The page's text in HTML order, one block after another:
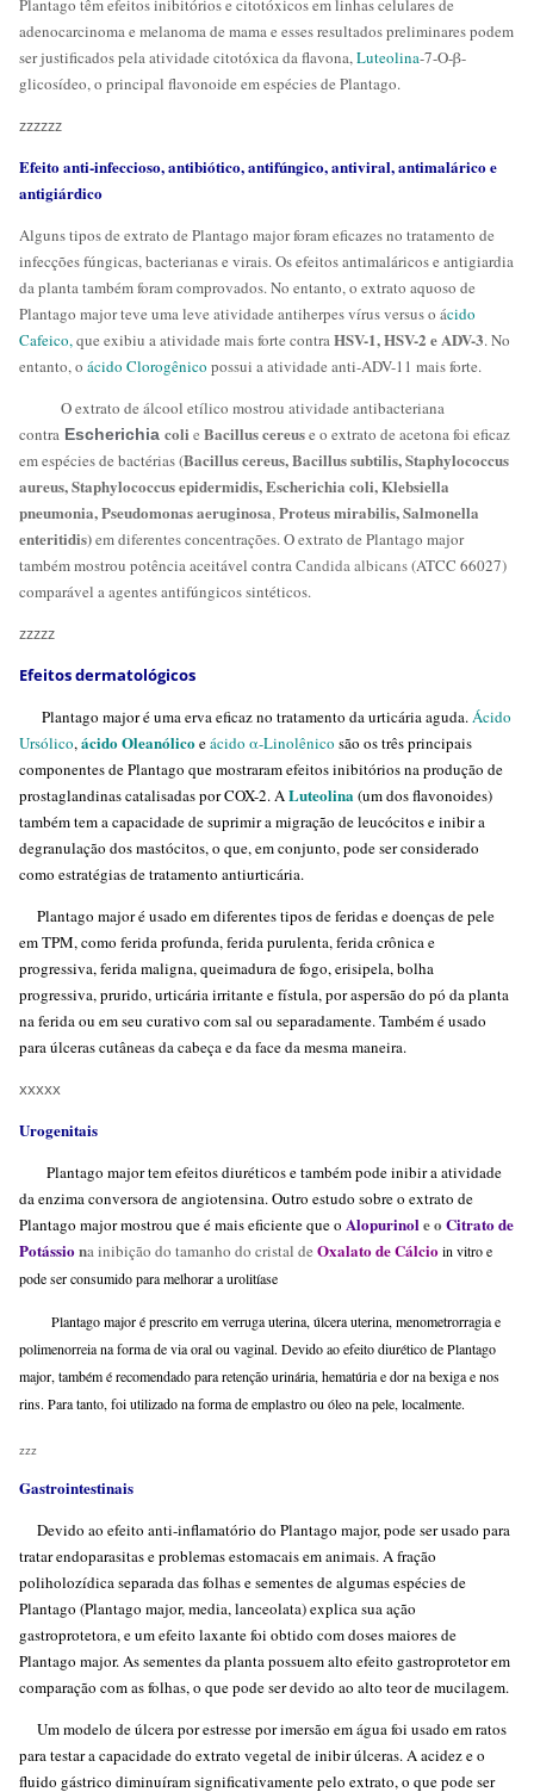
Plantago têm efeitos inibitórios e citotóxicos em linhas celulares de
adenocarcinoma e melanoma de mama e esses resultados preliminares podem
ser justificados pela atividade citotóxica da flavona,Luteolina-7-O-β-
glicosídeo, o principal flavonoide em espécies de Plantago.
zzzzzz
Efeito anti-infeccioso, antibiótico, antifúngico, antiviral, antimalárico e
antigiárdico
Alguns tipos de extrato de Plantago major foram eficazes no tratamento de
infecções fúngicas, bacterianas e virais. Os efeitos antimaláricos e antigiardia
da planta também foram comprovados. No entanto, o extrato aquoso de
Plantago major teve uma leve atividade antiherpes vírus versus o ácido
Cafeico,que exibiu a atividade mais forte contraHSV-1, HSV-2 e ADV-3. No
entanto, oácido Clorogênico possui a atividade anti-ADV-11 mais forte.
O extrato de álcool etílico mostrou atividade antibacteriana
contra Escherichiacoli eBacillus cereuse o extrato de acetona foi eficaz
em espécies de bactérias (Bacillus cereus, Bacillus subtilis, Staphylococcus
aureus, Staphylococcus epidermidis, Escherichia coli, Klebsiella
pneumonia, Pseudomonas aeruginosa,Proteus mirabilis, Salmonella
enteritidis)em diferentes concentrações. O extrato de Plantago major
também mostrou potência aceitável contraCandida albicans(ATCC 66027)
comparável a agentes antifúngicos sintéticos.
zzzzz
Efeitos dermatológicos
Plantago major é uma erva eficaz no tratamento da urticária aguda.Ácido
Ursólico,ácido Oleanólicoeácido α-Linolênico são os três principais
componentes de Plantago que mostraram efeitos inibitórios na produção de
prostaglandinas catalisadas por COX-2. ALuteolina (um dos flavonoides)
também tem a capacidade de suprimir a migração de leucócitos e inibir a
degranulação dos mastócitos, o que, em conjunto, pode ser considerado
como estratégias de tratamento antiurticária.
Plantago major é usado em diferentes tipos de feridas e doenças de pele
em TPM, como ferida profunda, ferida purulenta, ferida crônica e
progressiva, ferida maligna, queimadura de fogo, erisipela, bolha
progressiva, prurido, urticária irritante e fístula, por aspersão do pó da planta
na ferida ou em seu curativo com sal ou separadamente. Também é usado
para úlceras cutâneas da cabeça e da face da mesma maneira.
xxxxx
Urogenitais
Plantago major tem efeitos diuréticos e também pode inibir a atividade
da enzima conversora de angiotensina. Outro estudo sobre o extrato de
Plantago major mostrou que é mais eficiente que o Alopurinol e o Citrato de
Potássiona inibição do tamanho do cristal de Oxalato de Cálcioin vitro e
pode ser consumido para melhorar a urolitíase
Plantago major é prescrito em verruga uterina, úlcera uterina, menometrorragia e
polimenorreia na forma de via oral ou vaginal. Devido ao efeito diurético de Plantago
major, também é recomendado para retenção urinária, hematúria e dor na bexiga e nos
rins. Para tanto, foi utilizado na forma de emplastro ou óleo na pele, localmente.
zzz
Gastrointestinais
Devido ao efeito anti-inflamatório do Plantago major, pode ser usado para
tratar endoparasitas e problemas estomacais em animais. A fração
poliholozídica separada das folhas e sementes de algumas espécies de
Plantago (Plantago major, media, lanceolata) explica sua ação
gastroprotetora, e um efeito laxante foi obtido com doses maiores de
Plantago major. As sementes da planta possuem alto efeito gastroprotetor em
comparação com as folhas, o que pode ser devido ao alto teor de mucilagem.
Um modelo de úlcera por estresse por imersão em água foi usado em ratos
para testar a capacidade do extrato vegetal de inibir úlceras. A acidez e o
fluido gástrico diminuíram significativamente pelo extrato, o que pode ser